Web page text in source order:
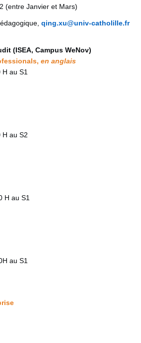
(entre Janvier et Mars)
qing.xu@univ-catholille.fr
(ISEA, Campus WeNov)
en anglais
H au S1
H au S2
H au S1
au S1